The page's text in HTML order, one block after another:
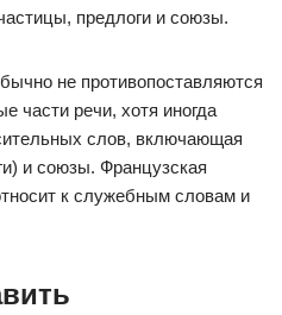
предлоги и союзы.
не противопоставляются
части речи, хотя иногда
слов, включающая
и союзы. Французская
к служебным словам и